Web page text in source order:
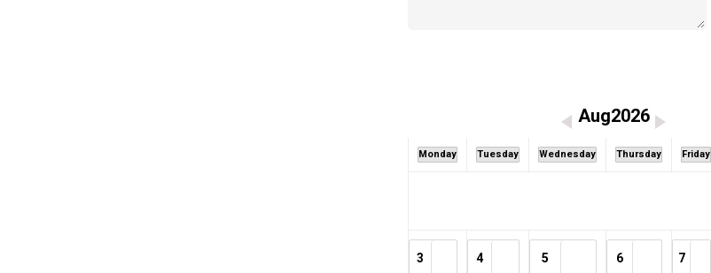
Aug2026
Monday Tuesday Wednesday Thursday Friday
3 4 5 6 7